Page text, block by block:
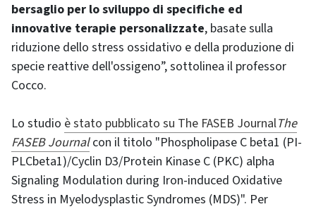
bersaglio per lo sviluppo di specifiche ed
innovative terapie personalizzate, basate sulla
riduzione dello stress ossidativo e della produzione di
specie reattive dell'ossigeno”, sottolinea il professor
Cocco.
Lo studio è stato pubblicato su The FASEB JournalThe
FASEB Journal con il titolo "Phospholipase C beta1 (PI-
PLCbeta1)/Cyclin D3/Protein Kinase C (PKC) alpha
Signaling Modulation during Iron-induced Oxidative
Stress in Myelodysplastic Syndromes (MDS)". Per